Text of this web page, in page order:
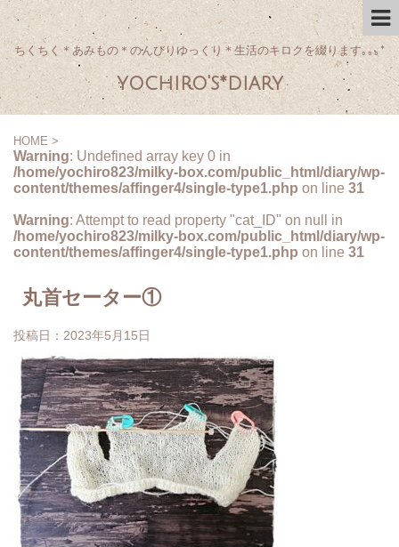
ちくちく＊あみもの＊のんびりゆっくり＊生活のキロクを綴ります｡｡｡*
yochiro's*diary
HOME >
Warning: Undefined array key 0 in
/home/yochiro823/milky-box.com/public_html/diary/wp-
content/themes/affinger4/single-type1.php on line 31
Warning: Attempt to read property "cat_ID" on null in
/home/yochiro823/milky-box.com/public_html/diary/wp-
content/themes/affinger4/single-type1.php on line 31
丸首セーター①
投稿日： 2023年5月15日